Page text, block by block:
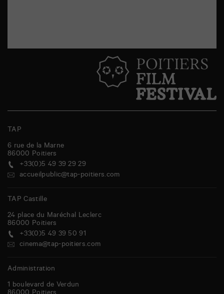
TAP
6 rue de la Marne
86000 Poitiers
+33(0)5 49 39 29 29
accueilpublic@tap-poitiers.com
TAP Castille
24 place du Maréchal Leclerc
86000 Poitiers
+33(0)5 49 39 50 91
cinema@tap-poitiers.com
Administration
1 boulevard de Verdun